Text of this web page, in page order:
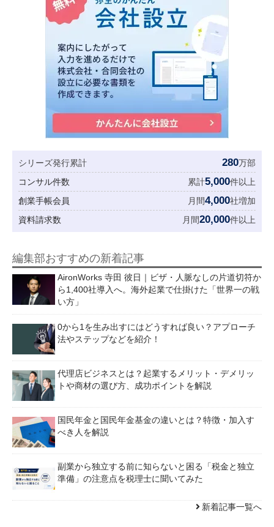
シリーズ発行累計 280万部
コンサル件数
累計5,000件以上
創業手帳会員
月間4,000社増加
資料請求数
月間20,000件以上
編集部おすすめの新着記事
AironWorks 寺田 彼日｜ビザ・人脈なしの片道切符か
ら1,400社導入へ。海外起業で仕掛けた「世界一の戦
い方」
0から1を生み出すにはどうすれば良い？アプローチ
法やステップなどを紹介！
代理店ビジネスとは？起業するメリット・デメリッ
トや商材の選び方、成功ポイントを解説
国民年金と国民年金基金の違いとは？特徴・加入す
べき人を解説
副業から独立する前に知らないと困る「税金と独立
準備」の注意点を税理士に聞いてみた
新着記事一覧へ